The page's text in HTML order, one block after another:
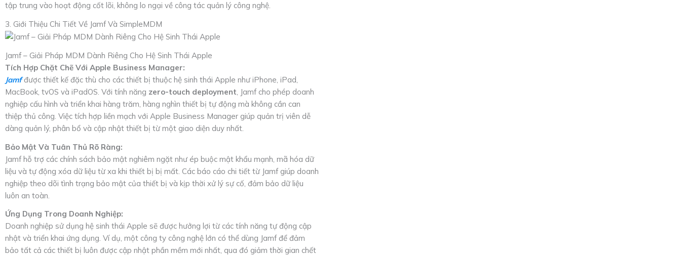
tập trung vào hoạt động cốt lõi, không lo ngại về công tác quản lý công nghệ.
3. Giới Thiệu Chi Tiết Về Jamf Và SimpleMDM
Jamf – Giải Pháp MDM Dành Riêng Cho Hệ Sinh Thái Apple
Tích Hợp Chặt Chẽ Với Apple Business Manager:
Jamf được thiết kế đặc thù cho các thiết bị thuộc hệ sinh thái Apple như iPhone, iPad,
MacBook, tvOS và iPadOS. Với tính năng zero-touch deployment , Jamf cho phép doanh
nghiệp cấu hình và triển khai hàng trăm, hàng nghìn thiết bị tự động mà không cần can
thiệp thủ công. Việc tích hợp liền mạch với Apple Business Manager giúp quản trị viên dễ
dàng quản lý, phân bổ và cập nhật thiết bị từ một giao diện duy nhất.
Bảo Mật Và Tuân Thủ Rõ Ràng:
Jamf hỗ trợ các chính sách bảo mật nghiêm ngặt như ép buộc mật khẩu mạnh, mã hóa dữ
liệu và tự động xóa dữ liệu từ xa khi thiết bị bị mất. Các báo cáo chi tiết từ Jamf giúp doanh
nghiệp theo dõi tình trạng bảo mật của thiết bị và kịp thời xử lý sự cố, đảm bảo dữ liệu
luôn an toàn.
Ứng Dụng Trong Doanh Nghiệp:
Doanh nghiệp sử dụng hệ sinh thái Apple sẽ được hưởng lợi từ các tính năng tự động cập
nhật và triển khai ứng dụng. Ví dụ, một công ty công nghệ lớn có thể dùng Jamf để đảm
bảo tất cả các thiết bị luôn được cập nhật phần mềm mới nhất, qua đó giảm thời gian chết